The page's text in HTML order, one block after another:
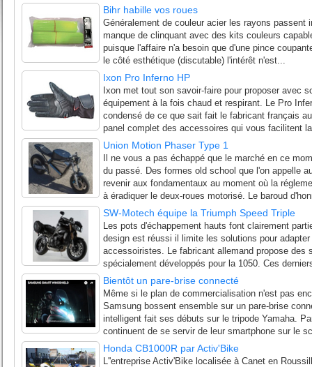
Bihr habille vos roues
Généralement de couleur acier les rayons passent
manque de clinquant avec des kits couleurs
puisque l'affaire n'a besoin que d'une pince
le côté esthétique (discutable) l'intérêt n'est...
Ixon Pro Inferno HP
Ixon met tout son savoir-faire pour proposer avec
équipement à la fois chaud et respirant. Le Pro
condensé de ce que sait fait le fabricant français
panel complet des accessoires qui vous facilitent
Union Motion Phaser Type 1
Il ne vous a pas échappé que le marché en ce
du passé. Des formes old school que l'on appelle
revenir aux fondamentaux au moment où la
à éradiquer le deux-roues motorisé. Le baroud
SW-Motech équipe la Triumph Speed Triple
Les pots d'échappement hauts font clairement
design est réussi il limite les solutions pour
accessoiristes. Le fabricant allemand propose des
spécialement développés pour la 1050. Ces
Bientôt un pare-brise connecté
Même si le plan de commercialisation n'est pas
Samsung bossent ensemble sur un pare-brise
intelligent fait ses débuts sur le tripode Yamaha.
continuent de se servir de leur smartphone sur le
Honda CB1000R par Activ'Bike
L''entreprise Activ'Bike localisée à Canet en